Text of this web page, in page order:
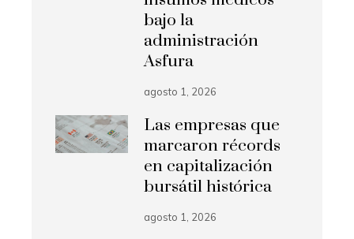
bajo la
administración
Asfura
agosto 1, 2026
Las empresas que
marcaron récords
en capitalización
bursátil histórica
agosto 1, 2026